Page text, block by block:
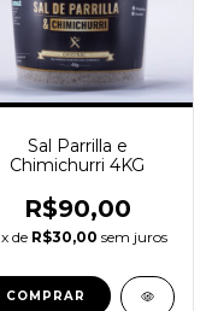
Sal Parrilla e
Chimichurri 4KG
R$90,00
x de R$30,00 sem juros
COMPRAR